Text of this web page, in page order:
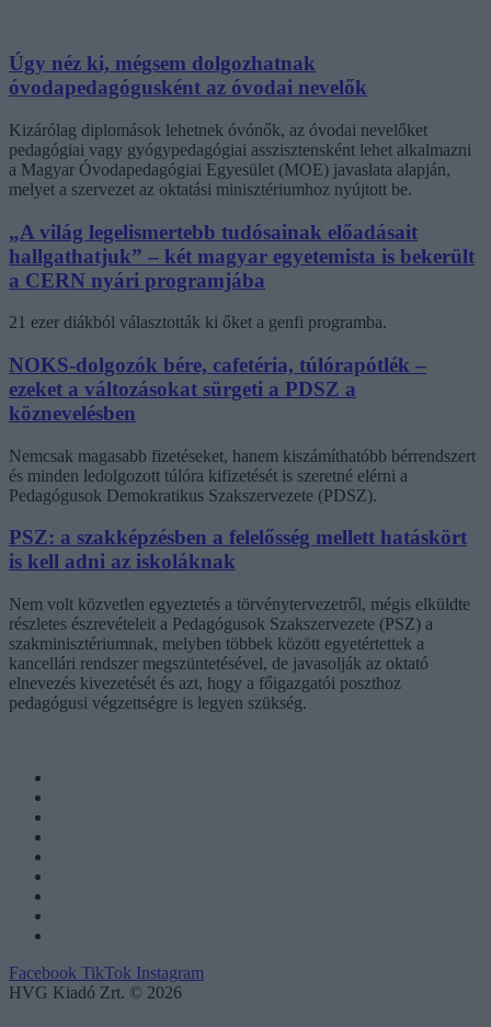
Úgy néz ki, mégsem dolgozhatnak
óvodapedagógusként az óvodai nevelők
Kizárólag diplomások lehetnek óvónők, az óvodai nevelőket
pedagógiai vagy gyógypedagógiai asszisztensként lehet alkalmazni
a Magyar Óvodapedagógiai Egyesület (MOE) javaslata alapján,
melyet a szervezet az oktatási minisztériumhoz nyújtott be.
„A világ legelismertebb tudósainak előadásait
hallgathatjuk” – két magyar egyetemista is bekerült
a CERN nyári programjába
21 ezer diákból választották ki őket a genfi programba.
NOKS-dolgozók bére, cafetéria, túlórapótlék –
ezeket a változásokat sürgeti a PDSZ a
köznevelésben
Nemcsak magasabb fizetéseket, hanem kiszámíthatóbb bérrendszert
és minden ledolgozott túlóra kifizetését is szeretné elérni a
Pedagógusok Demokratikus Szakszervezete (PDSZ).
PSZ: a szakképzésben a felelősség mellett hatáskört
is kell adni az iskoláknak
Nem volt közvetlen egyeztetés a törvénytervezetről, mégis elküldte
részletes észrevételeit a Pedagógusok Szakszervezete (PSZ) a
szakminisztériumnak, melyben többek között egyetértettek a
kancellári rendszer megszüntetésével, de javasolják az oktató
elnevezés kivezetését és azt, hogy a főigazgatói poszthoz
pedagógusi végzettségre is legyen szükség.
Facebook TikTok Instagram
HVG Kiadó Zrt. © 2026